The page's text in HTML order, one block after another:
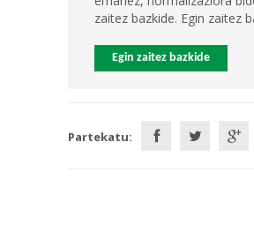
zaitez bazkide. Egin zaitez
Egin zaitez bazkide
Partekatu: